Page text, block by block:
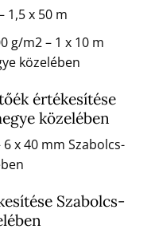
1,5 x 50 m
g/m2 – 1 x 10 m
közelében
értékesítése
közelében
x 40 mm Szabolcs-
Szabolcs-